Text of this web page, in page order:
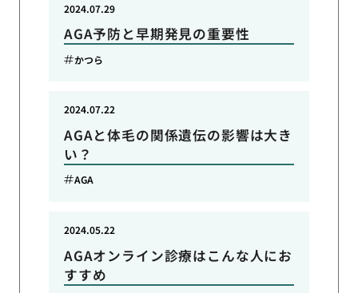
AGA予防と早期発見の重要性
2024.07.29
かつら
AGAと体毛の関係遺伝の影響は大き
い？
2024.07.22
AGA
AGAオンライン診療はこんな人にお
すすめ
2024.05.22